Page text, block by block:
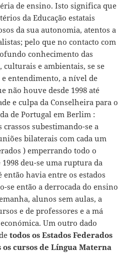
de ensino. Isto significa que
da Educação estatais
da sua autonomia, atentos a
pelo que no contacto com
conhecimento das
culturais e ambientais, se se
entendimento, a nível de
não houve desde 1998 até
e culpa da Conselheira para o
de Portugal em Berlim :
crassos subestimando-se a
bilaterais com cada um
) emperrando todo o
deu-se uma ruptura da
então havia entre os estados
se então a derrocada do ensino
alunos sem aulas, a
e de professores e a má
Um outro dado
todos os Estados Federados
cursos de Língua Materna